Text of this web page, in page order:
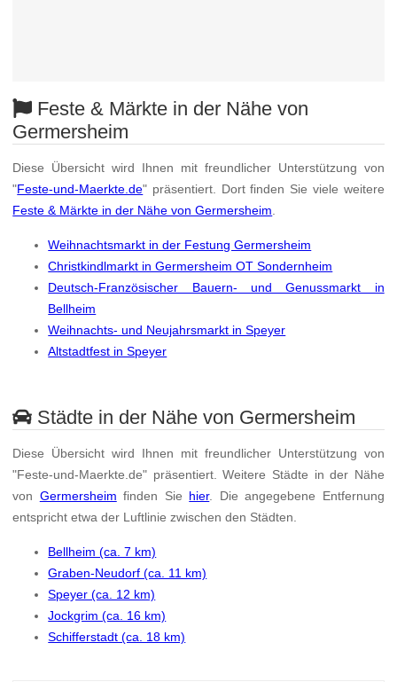
Feste & Märkte in der Nähe von
Germersheim
Diese Übersicht wird Ihnen mit freundlicher Unterstützung von
"Feste-und-Maerkte.de" präsentiert. Dort finden Sie viele weitere
Feste & Märkte in der Nähe von Germersheim.
Weihnachtsmarkt in der Festung Germersheim
Christkindlmarkt in Germersheim OT Sondernheim
Deutsch-Französischer Bauern- und Genussmarkt in
Bellheim
Weihnachts- und Neujahrsmarkt in Speyer
Altstadtfest in Speyer
Städte in der Nähe von Germersheim
Diese Übersicht wird Ihnen mit freundlicher Unterstützung von
"Feste-und-Maerkte.de" präsentiert. Weitere Städte in der Nähe
von Germersheim finden Sie hier. Die angegebene Entfernung
entspricht etwa der Luftlinie zwischen den Städten.
Bellheim (ca. 7 km)
Graben-Neudorf (ca. 11 km)
Speyer (ca. 12 km)
Jockgrim (ca. 16 km)
Schifferstadt (ca. 18 km)